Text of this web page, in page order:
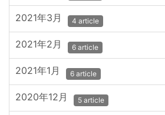
2021年3月 4 article
2021年2月 6 article
2021年1月 6 article
2020年12月 5 article